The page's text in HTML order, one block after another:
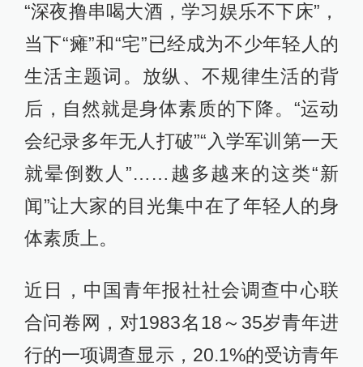
“深夜撸串喝大酒，学习娱乐不下床”，
当下“瘫”和“宅”已经成为不少年轻人的
生活主题词。放纵、不规律生活的背
后，自然就是身体素质的下降。“运动
会纪录多年无人打破”“入学军训第一天
就晕倒数人”……越多越来的这类“新
闻”让大家的目光集中在了年轻人的身
体素质上。
近日，中国青年报社社会调查中心联
合问卷网，对1983名18～35岁青年进
行的一项调查显示，20.1%的受访青年